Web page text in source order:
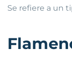
Se refiere a un